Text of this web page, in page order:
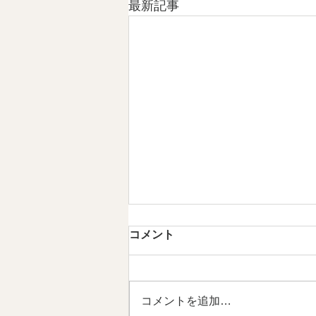
最新記事
第4章 日本文化は「作法」を
本文化には、情感を育てる作法が
コメント
コメントを追加…